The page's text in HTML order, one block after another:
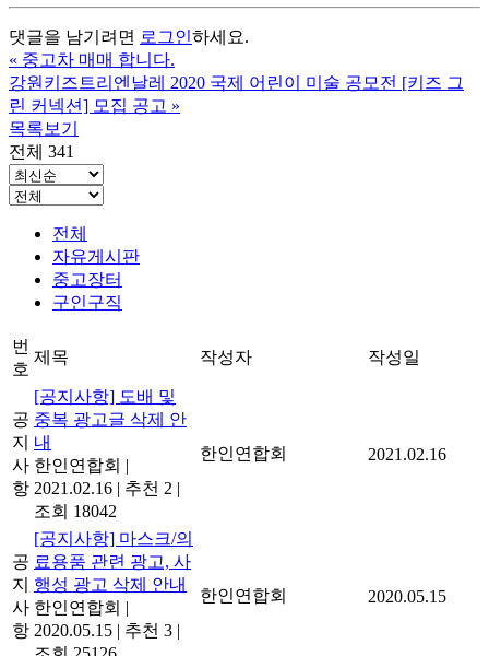
댓글을 남기려면 로그인하세요.
« 중고차 매매 합니다.
강원키즈트리엔날레 2020 국제 어린이 미술 공모전 [키즈 그
린 커넥션] 모집 공고 »
목록보기
전체 341
전체
자유게시판
중고장터
구인구직
번
호
제목 작성자 작성일
공
지
사
항
[공지사항] 도배 및
중복 광고글 삭제 안
내
한인연합회 |
2021.02.16 | 추천 2 |
조회 18042
한인연합회 2021.02.16
공
지
사
항
[공지사항] 마스크/의
료용품 관련 광고, 사
행성 광고 삭제 안내
한인연합회 |
2020.05.15 | 추천 3 |
한인연합회 2020.05.15